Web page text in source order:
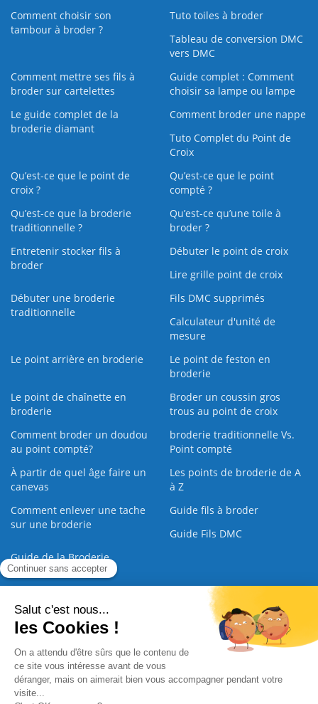
Comment choisir son
tambour à broder ?
Tuto toiles à broder
Tableau de conversion DMC
vers DMC
Comment mettre ses fils à
broder sur cartelettes
Guide complet : Comment
choisir sa lampe ou lampe
Le guide complet de la
broderie diamant
Comment broder une nappe
Tuto Complet du Point de
Croix
Qu’est-ce que le point de
croix ?
Qu’est-ce que le point
compté ?
Qu’est-ce que la broderie
traditionnelle ?
Qu’est‑ce qu’une toile à
broder ?
Entretenir stocker fils à
broder
Débuter le point de croix
Lire grille point de croix
Débuter une broderie
traditionnelle
Fils DMC supprimés
Calculateur d'unité de
mesure
Le point arrière en broderie
Le point de feston en
broderie
Le point de chaînette en
broderie
Broder un coussin gros
trous au point de croix
Comment broder un doudou
au point compté?
broderie traditionnelle Vs.
Point compté
À partir de quel âge faire un
canevas
Les points de broderie de A
à Z
Comment enlever une tache
sur une broderie
Guide fils à broder
Guide Fils DMC
Guide de la Broderie
Commande Papier | Nous contacter |
Paiement sécurisé |